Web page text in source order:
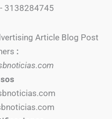
3138284745
Article Blog Post
: